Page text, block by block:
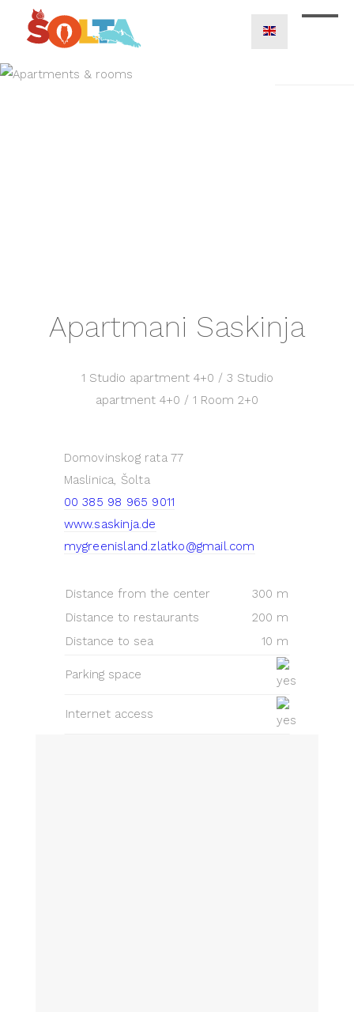
Apartmani Saskinja
1 Studio apartment 4+0 / 3 Studio
apartment 4+0 / 1 Room 2+0
Domovinskog rata 77
Maslinica, Šolta
00 385 98 965 9011
www.saskinja.de
mygreenisland.zlatko@gmail.com
Distance from the center
300 m
Distance to restaurants
200 m
Distance to sea
10 m
Parking space
Internet access